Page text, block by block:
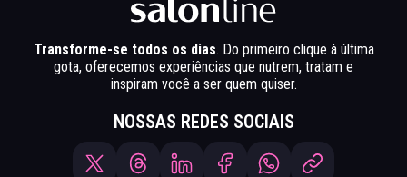
Transforme-se todos os dias. Do primeiro clique à última
gota, oferecemos experiências que nutrem, tratam e
inspiram você a ser quem quiser.
NOSSAS REDES SOCIAIS